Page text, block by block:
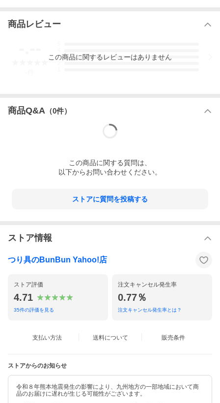
商品レビュー
3
この商品に関するレビューはありません
商品Q&A （0件）
この商品に関する質問は、
以下からお問い合わせください。
ストアに質問を投稿する
ストア情報
つり具のBunBun Yahoo!店
ストア評価
4.71
35件の評価を見る
注文キャンセル発生率
0.77％
注文キャンセル発生率とは？
支払い方法 送料について 販売条件
ストアからのお知らせ
令和８年熊本地震発生の影響により、九州地方の一部地域において商
品のお届けに遅れが生じる可能性がございます。